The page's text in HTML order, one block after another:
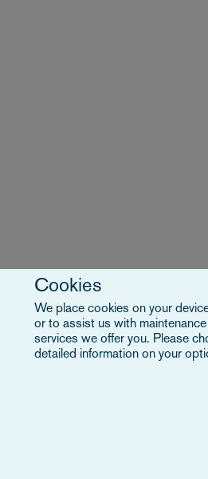
Cookies
We place cookies on your
or to assist us with
services we offer you. Please
detailed information on your